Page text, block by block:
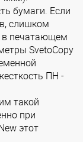
бумаги. Если
слишком
в печатающем
SvetoCopy
ПН -
такой
при
этот